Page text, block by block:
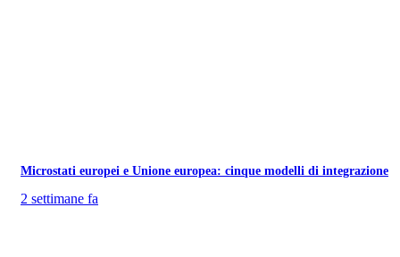
Microstati europei e Unione europea: cinque modelli di integrazione
2 settimane fa